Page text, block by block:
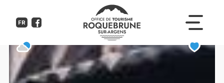
FR
Le Maïva Plage